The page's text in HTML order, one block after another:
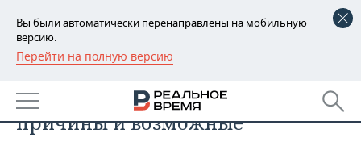
Вы были автоматически перенаправлены на мобильную
версию.
Перейти на полную версию
РЕГИОНЫ
БАШКОРТОСТАН
ТАТАРСТАН
НОВОСТИ
АНАЛИТИКА
Газовый кризис в Европе:
причины и возможные